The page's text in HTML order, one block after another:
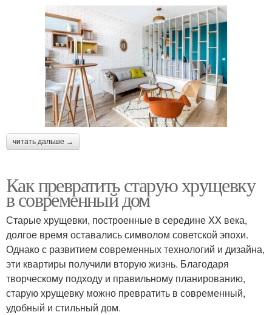
читать дальше →
Как превратить старую хрущевку
в современный дом
Старые хрущевки, построенные в середине XX века,
долгое время оставались символом советской эпохи.
Однако с развитием современных технологий и дизайна,
эти квартиры получили вторую жизнь. Благодаря
творческому подходу и правильному планированию,
старую хрущевку можно превратить в современный,
удобный и стильный дом.